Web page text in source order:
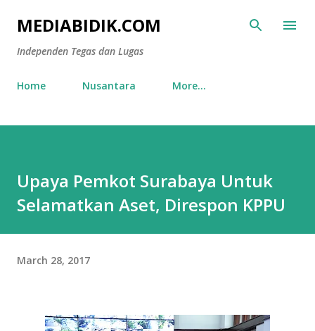
Skip to main content
MEDIABIDIK.COM
Independen Tegas dan Lugas
Home Nusantara More…
Upaya Pemkot Surabaya Untuk
Selamatkan Aset, Direspon KPPU
March 28, 2017